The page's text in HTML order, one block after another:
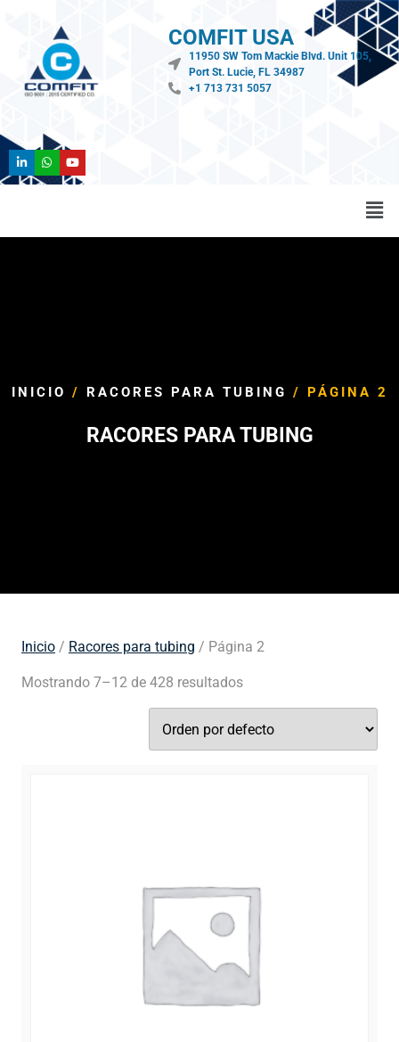
COMFIT USA
11950 SW Tom Mackie Blvd. Unit 105,
Port St. Lucie, FL 34987
+1 713 731 5057
INICIO / RACORES PARA TUBING / PÁGINA 2
RACORES PARA TUBING
Inicio / Racores para tubing / Página 2
Mostrando 7–12 de 428 resultados